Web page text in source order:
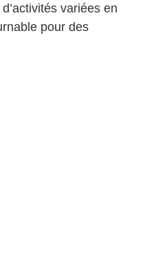
variées en
pour des